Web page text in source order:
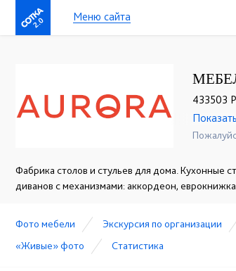
2.0 Меню сайта
433503
☎+7
Фабрика столов и стульев для дома. Кухонные
диванов с механизмами: аккордеон,
Фото мебели Экскурсия по организации
«Живые» фото
Статистика